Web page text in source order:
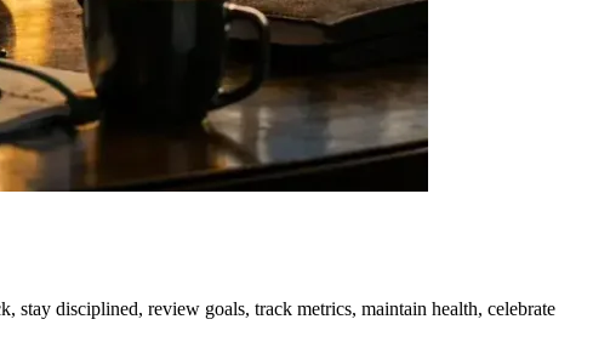
stay disciplined, review goals, track metrics, maintain health, celebrate